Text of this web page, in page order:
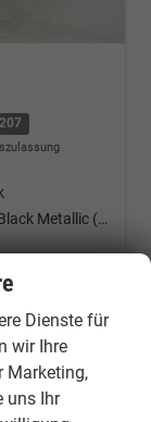
Midnight Black Metallic (0E)
anfordern
Datei, Fahrzeugexposé
Fahrzeug merken/
Dienste für
wir Ihre
Marketing,
uns Ihr